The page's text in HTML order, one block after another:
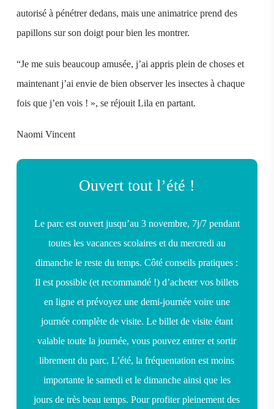
autorisé à pénétrer dedans, mais une animatrice prend des
papillons sur son doigt pour bien les montrer.
“Je me suis beaucoup amusée, j’ai appris plein de choses et
maintenant j’ai envie de bien observer les insectes à chaque
fois que j’en vois ! », se réjouit Lila en partant.
Naomi Vincent
Ouvert tout l’été !
Le parc est ouvert jusqu’au 3 novembre, 7j/7 pendant
toutes les vacances scolaires et du mercredi au
dimanche le reste du temps. Côté conseils pratiques :
Il est possible (et recommandé !) d’acheter vos billets
en ligne et prévoyez une demi-journée voire une
journée complète de visite. Le billet de visite étant
valable toute la journée, vous pouvez entrer et sortir
librement du parc. L’été, la fréquentation est moins
importante le samedi et le dimanche ainsi que les
jours de très beau temps. Pour profiter pleinement des